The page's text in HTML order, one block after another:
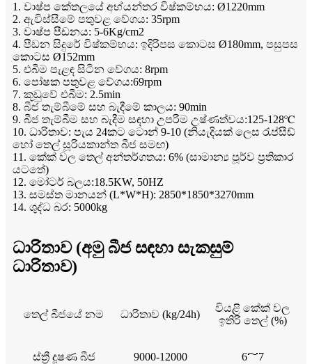
1. වාෂ්ප කේතලයේ අභ්යන්තර විෂ්කම්භය: Ø1220mm
2. ඇවිස්සීමේ පතුවළ වේගය: 35rpm
3. වාෂ්ප පීඩනය: 5-6Kg/cm2
4. පීඩන සිදුරේ විෂ්කම්භය: ඉදිරිපස කොටස Ø180mm, පසුපස
කොටස Ø152mm
5. එබීම පැළඳ සිටින වේගය: 8rpm
6. පෝෂක පතුවළ වේගය:69rpm
7. කූඩුවේ එබීම: 2.5min
8. බීජ තැම්බීමේ සහ බැදීමේ කාලය: 90min
9. බීජ තැම්බීම සහ බැදීම සඳහා උපරිම උෂ්ණත්වය:125-128℃
10. ධාරිතාව: පැය 24කට ටොන් 9-10 (නියැදියක් ලෙස රැප්සීඩ්
හෝ තෙල් සූරියකාන්ත බීජ සමඟ)
11. කේක් වල තෙල් අන්තර්ගතය: 6% (සාමාන්‍ය පූර්ව ප්‍රතිකාර
යටතේ)
12. මෝටර් බලය:18.5KW, 50HZ
13. සමස්ත මානයන් (L*W*H): 2850*1850*3270mm
14. ශුද්ධ බර: 5000kg
ධාරිතාව (අමු බීජ සඳහා සැකසුම්
ධාරිතාව)
තෙල් බීජයේ නම ධාරිතාව (kg/24h)
වියළි කේක් වල
ඉතිරි තෙල් (%)
ස්ත්‍රී දූෂණ බීජ 9000-12000 6～7